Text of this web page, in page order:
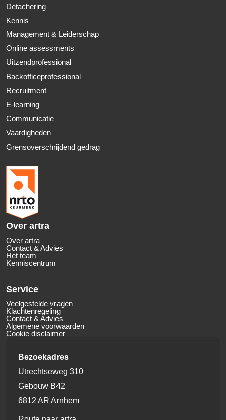
Detachering
Kennis
Management & Leiderschap
Online assessments
Uitzendprofessional
Backofficeprofessional
Recruitment
E-learning
Communicatie
Vaardigheden
Grensoverschrijdend gedrag
Over artra
Over artra
Contact & Advies
Het team
Kenniscentrum
Service
Veelgestelde vragen
Klachtenregeling
Contact & Advies
Algemene voorwaarden
Cookie disclaimer
Bezoekadres
Utrechtseweg 310
Gebouw B42
6812 AR Arnhem